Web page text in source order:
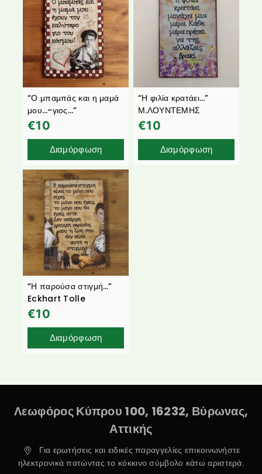
“Ο μπαμπάς και η μαμά
μου…-γιος…”
€10
Διαμόρφωση
“Η φιλία κρατάει…”
Μ.ΛΟΥΝΤΕΜΗΣ
€10
Διαμόρφωση
“Η παρούσα στιγμή…”
Eckhart Tolle
€10
Διαμόρφωση
Λεωφόρος Κύπρου 100, 16232, Βύρωνας,
Αττικής
Για ερωτήσεις και ειδικές παραγγελίες επικοινωνήστε
ηλεκτρονικά πατώντας το κόκκινο σύμβολο κάτω αριστερά.